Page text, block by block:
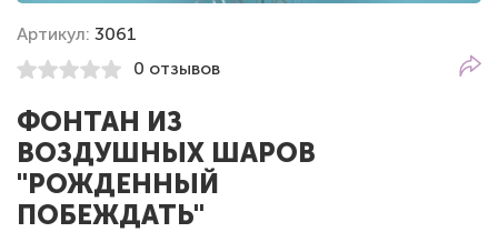
Артикул: 3061
0 отзывов
ФОНТАН ИЗ
ВОЗДУШНЫХ ШАРОВ
"РОЖДЕННЫЙ
ПОБЕЖДАТЬ"